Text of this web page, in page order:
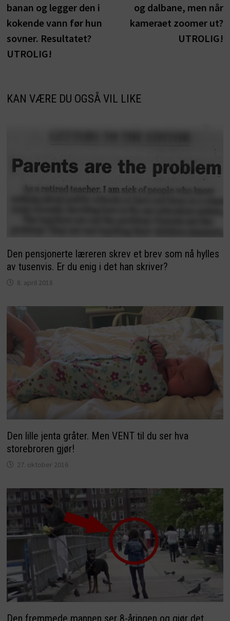
banan og legger den i
kokende vann før hun
sovner. Resultatet?
UTROLIG!
og dalbane, men når
kameraet zoomer ut?
UTROLIG!
KAN VÆRE DU OGSÅ VIL LIKE
Den pensjonerte læreren skrev et brev som nå hylles
av tusenvis. Er du enig i det han skriver?
8. april 2018
Den lille jenta gråter. Men VENT til du ser hva
storebroren gjør!
27. oktober 2016
Den fremmede mannen ser 8-åringen og gjør det